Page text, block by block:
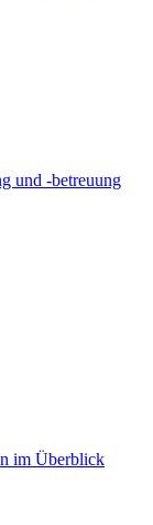
und -betreuung
im Überblick